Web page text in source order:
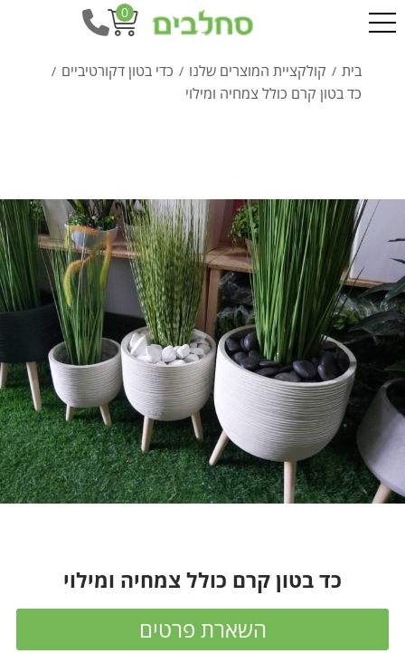
0
בית / קולקציית המוצרים שלנו / כדי בטון דקורטיביים /
כד בטון קרם כולל צמחיה ומילוי
כד בטון קרם כולל צמחיה ומילוי
השארת פרטים